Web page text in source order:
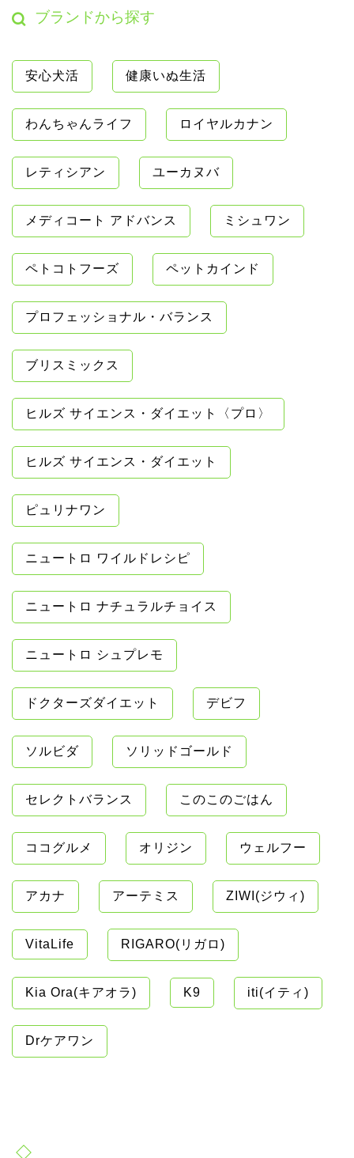
ブランドから探す
安心犬活 健康いぬ生活
わんちゃんライフ ロイヤルカナン
レティシアン ユーカヌバ
メディコート アドバンス ミシュワン
ペトコトフーズ ペットカインド
プロフェッショナル・バランス
ブリスミックス
ヒルズ サイエンス・ダイエット〈プロ〉
ヒルズ サイエンス・ダイエット
ピュリナワン
ニュートロ ワイルドレシピ
ニュートロ ナチュラルチョイス
ニュートロ シュプレモ
ドクターズダイエット デビフ
ソルビダ ソリッドゴールド
セレクトバランス このこのごはん
ココグルメ オリジン ウェルフー
アカナ アーテミス ZIWI(ジウィ)
VitaLife RIGARO(リガロ)
Kia Ora(キアオラ) K9 iti(イティ)
Drケアワン